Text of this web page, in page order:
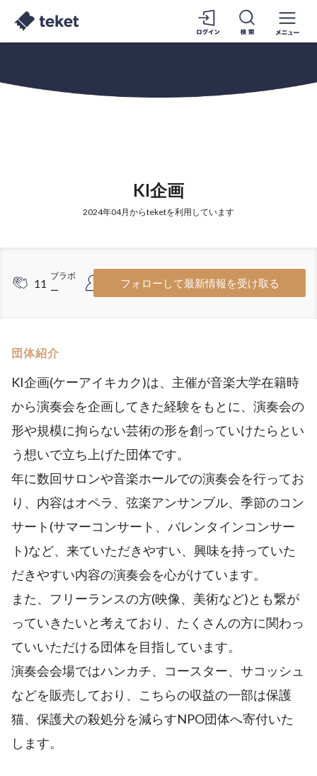
KI企画
2024年04月からteketを利用しています
11
ブラボ
ー
ー
フォローして最新情報を受け取る
団体紹介
KI企画(ケーアイキカク)は、主催が音楽大学在籍時
から演奏会を企画してきた経験をもとに、演奏会の
形や規模に拘らない芸術の形を創っていけたらとい
う想いで立ち上げた団体です。
年に数回サロンや音楽ホールでの演奏会を行ってお
り、内容はオペラ、弦楽アンサンブル、季節のコン
サート(サマーコンサート、バレンタインコンサー
ト)など、来ていただきやすい、興味を持っていた
だきやすい内容の演奏会を心がけています。
また、フリーランスの方(映像、美術など)とも繋が
っていきたいと考えており、たくさんの方に関わっ
ていいただける団体を目指しています。
演奏会会場ではハンカチ、コースター、サコッシュ
などを販売しており、こちらの収益の一部は保護
猫、保護犬の殺処分を減らすNPO団体へ寄付いた
します。